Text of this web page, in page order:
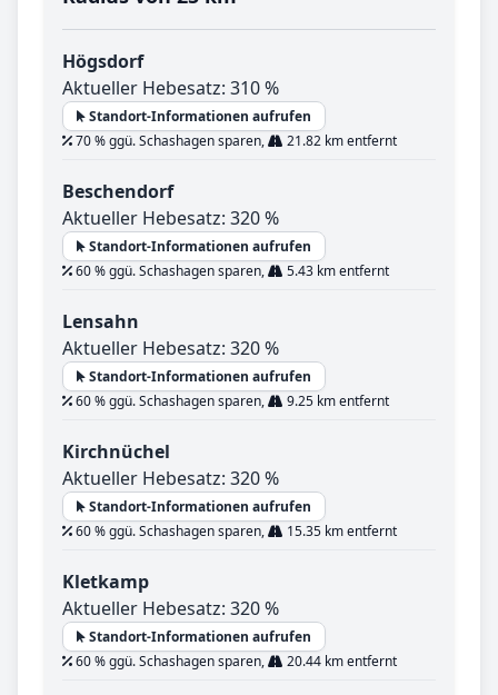
Högsdorf
Aktueller Hebesatz: 310 %
Standort-Informationen aufrufen
70 % ggü. Schashagen sparen,
21.82 km entfernt
Beschendorf
Aktueller Hebesatz: 320 %
Standort-Informationen aufrufen
60 % ggü. Schashagen sparen,
5.43 km entfernt
Lensahn
Aktueller Hebesatz: 320 %
Standort-Informationen aufrufen
60 % ggü. Schashagen sparen,
9.25 km entfernt
Kirchnüchel
Aktueller Hebesatz: 320 %
Standort-Informationen aufrufen
60 % ggü. Schashagen sparen,
15.35 km entfernt
Kletkamp
Aktueller Hebesatz: 320 %
Standort-Informationen aufrufen
60 % ggü. Schashagen sparen,
20.44 km entfernt